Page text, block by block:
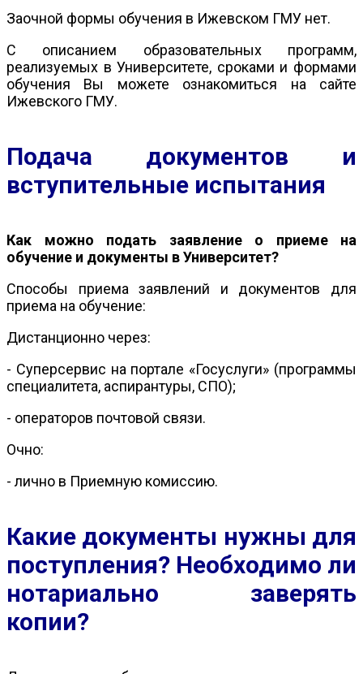
Заочной формы обучения в Ижевском ГМУ нет.
С описанием образовательных программ,
реализуемых в Университете, сроками и формами
обучения Вы можете ознакомиться на сайте
Ижевского ГМУ.
Подача документов и
вступительные испытания
Как можно подать заявление о приеме на
обучение и документы в Университет?
Способы приема заявлений и документов для
приема на обучение:
Дистанционно через:
- Суперсервис на портале «Госуслуги» (программы
специалитета, аспирантуры, СПО);
- операторов почтовой связи.
Очно:
- лично в Приемную комиссию.
Какие документы нужны для
поступления? Необходимо ли
нотариально заверять
копии?